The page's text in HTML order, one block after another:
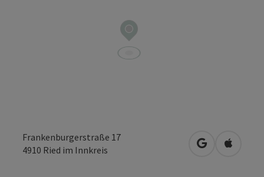
Frankenburgerstraße 17
4910 Ried im Innkreis in Google
in